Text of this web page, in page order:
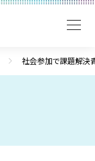
社会参加で課題解決